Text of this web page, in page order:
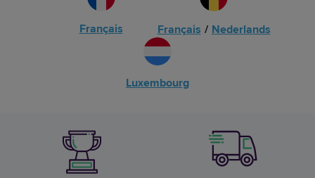
Français Français / Nederlands
Luxembourg